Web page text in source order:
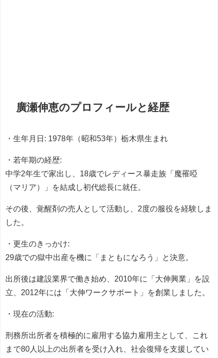
廣瀬伸恵のプロフィールと経歴
・生年月日: 1978年（昭和53年）栃木県生まれ
・若年期の経歴:
中学2年生で家出し、18歳でレディース暴走族「魔罹啞
（マリア）」を結成し初代総長に就任。
その後、覚醒剤の売人として活動し、2度の服役を経験しま
した。
・更生のきっかけ:
29歳での獄中出産を機に「まともになろう」と決意。
出所後は建設業界で働き始め、2010年に「大伸興業」を設
立、2012年には「大伸ワークサポート」を創業しました。
・現在の活動:
刑務所出所者を積極的に雇用する協力雇用主として、これ
まで80人以上の出所者を受け入れ、社会復帰を支援してい